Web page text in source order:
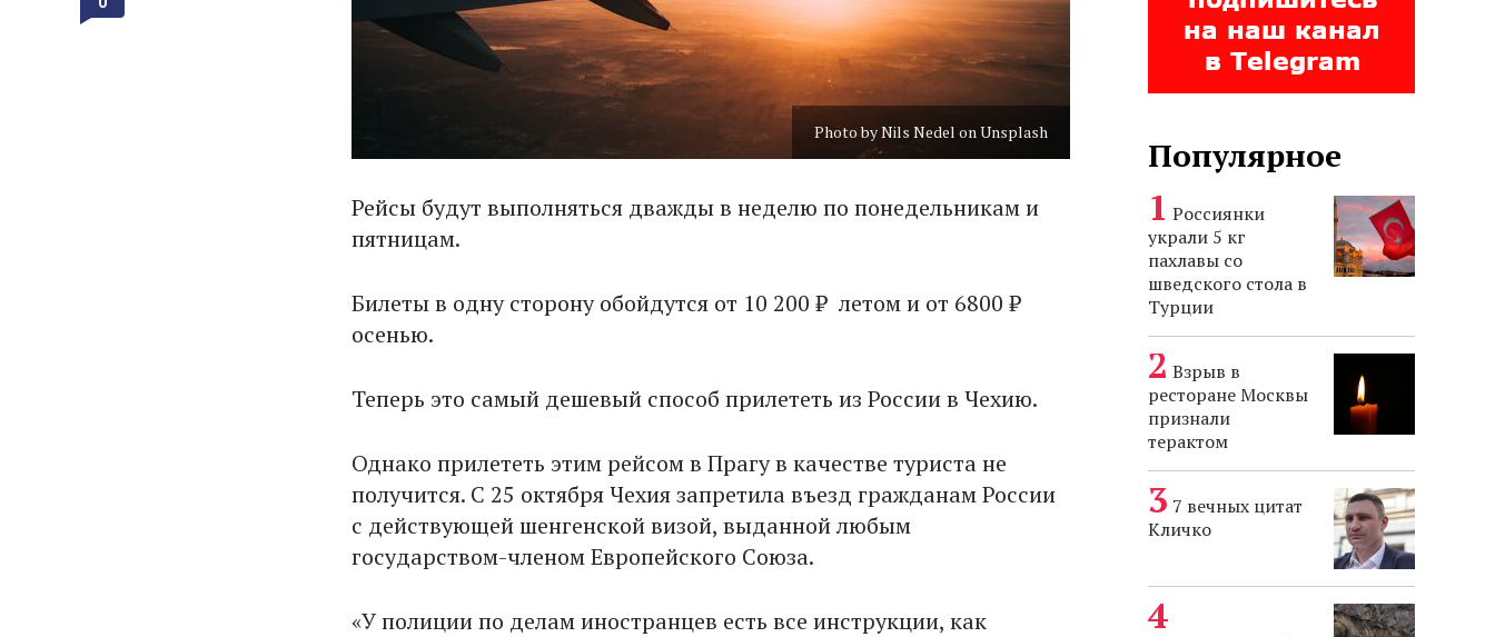
Photo by Nils Nedel on Unsplash
Рейсы будут выполняться дважды в неделю по понедельникам и
пятницам.
Билеты в одну сторону обойдутся от 10 200 ₽ летом и от 6800 ₽
осенью.
Теперь это самый дешевый способ прилететь из России в Чехию.
Однако прилететь этим рейсом в Прагу в качестве туриста не
получится. С 25 октября Чехия запретила въезд гражданам России
с действующей шенгенской визой, выданной любым
государством-членом Европейского Союза.
«У полиции по делам иностранцев есть все инструкции, как
Популярное
Россиянки
украли 5 кг
пахлавы со
шведского стола в
Турции
Взрыв в
ресторане Москвы
признали
терактом
7 вечных цитат
Кличко